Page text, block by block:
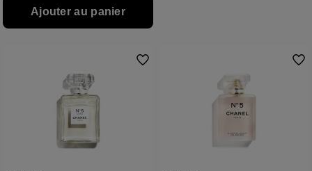
Ajouter au panier